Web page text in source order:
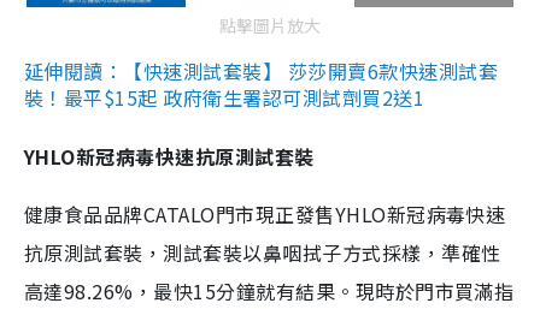
點擊圖片放大
延伸閱讀：【快速測試套裝】 莎莎開賣6款快速測試套
裝！最平$15起 政府衛生署認可測試劑買2送1
YHLO新冠病毒快速抗原測試套裝
健康食品品牌CATALO門市現正發售YHLO新冠病毒快速
抗原測試套裝，測試套裝以鼻咽拭子方式採樣，準確性
高達98.26%，最快15分鐘就有結果。現時於門市買滿指